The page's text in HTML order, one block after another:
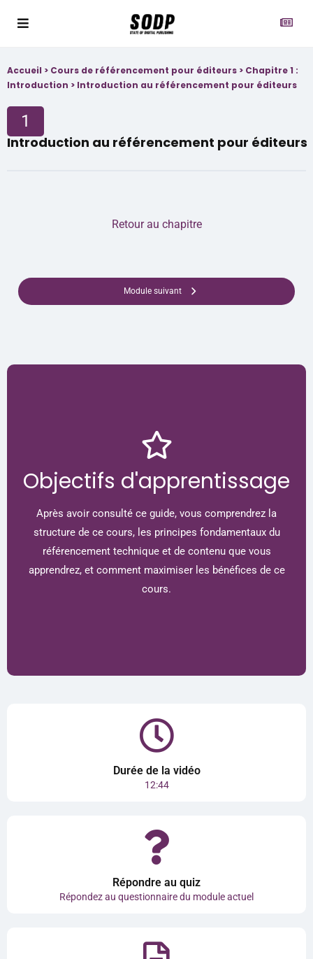
Accueil > Cours de référencement pour éditeurs > Chapitre 1 :
Introduction > Introduction au référencement pour éditeurs
1
Introduction au référencement pour éditeurs
Retour au chapitre
Module suivant
Objectifs d'apprentissage
Après avoir consulté ce guide, vous comprendrez la
structure de ce cours, les principes fondamentaux du
référencement technique et de contenu que vous
apprendrez, et comment maximiser les bénéfices de ce
cours.
Durée de la vidéo
12:44
Répondre au quiz
Répondez au questionnaire du module actuel